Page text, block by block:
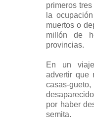
primeros
la
muertos o
millón de
provincias.
En un
advertir que
casas-
por haber
semita.